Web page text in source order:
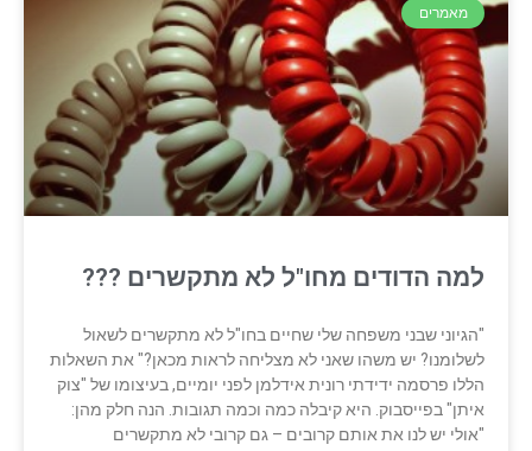
מאמרים
למה הדודים מחו"ל לא מתקשרים ???
"הגיוני שבני משפחה שלי שחיים בחו"ל לא מתקשרים לשאול
לשלומנו? יש משהו שאני לא מצליחה לראות מכאן?" את השאלות
הללו פרסמה ידידתי רונית אידלמן לפני יומיים, בעיצומו של "צוק
איתן" בפייסבוק. היא קיבלה כמה וכמה תגובות. הנה חלק מהן:
"אולי יש לנו את אותם קרובים – גם קרובי לא מתקשרים